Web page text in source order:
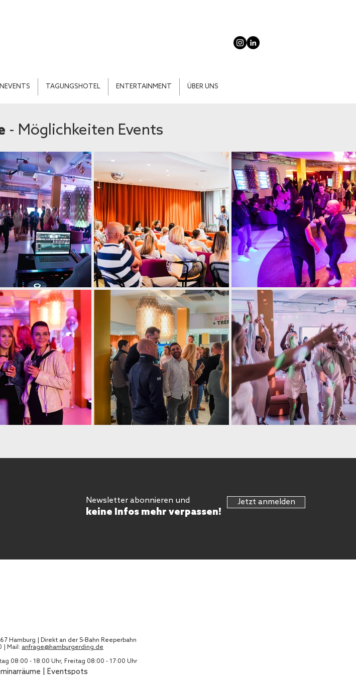
TAGUNGSHOTEL ENTERTAINMENT ÜBER UNS
- Möglichkeiten Events
Newsletter abonnieren und
keine Infos mehr verpassen!
Jetzt anmelden
Hamburg | Direkt an der S-Bahn Reeperbahn
| Mail: anfrage@hamburgerding.de
08:00 - 18:00 Uhr, Freitag 08:00 - 17:00 Uhr
Eventspots